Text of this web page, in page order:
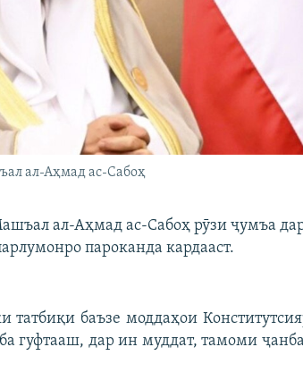
ал-Аҳмад ас-Сабоҳ
ал-Аҳмад ас-Сабоҳ рӯзи ҷумъа
пароканда кардааст.
татбиқи баъзе моддаҳои
ба гуфтааш, дар ин муддат, тамоми